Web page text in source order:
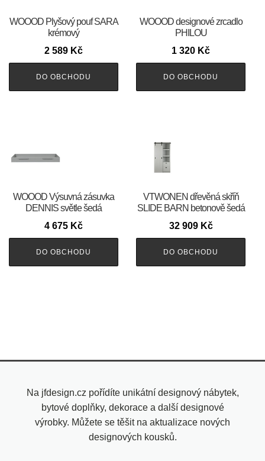
WOOOD Plyšový pouf SARA
krémový
2 589 Kč
DO OBCHODU
WOOOD designové zrcadlo
PHILOU
1 320 Kč
DO OBCHODU
WOOOD Výsuvná zásuvka
DENNIS světle šedá
4 675 Kč
DO OBCHODU
VTWONEN dřevěná skříň
SLIDE BARN betonově šedá
32 909 Kč
DO OBCHODU
Na jfdesign.cz pořídíte unikátní designový nábytek,
bytové doplňky, dekorace a další designové
výrobky. Můžete se těšit na aktualizace nových
designových kousků.